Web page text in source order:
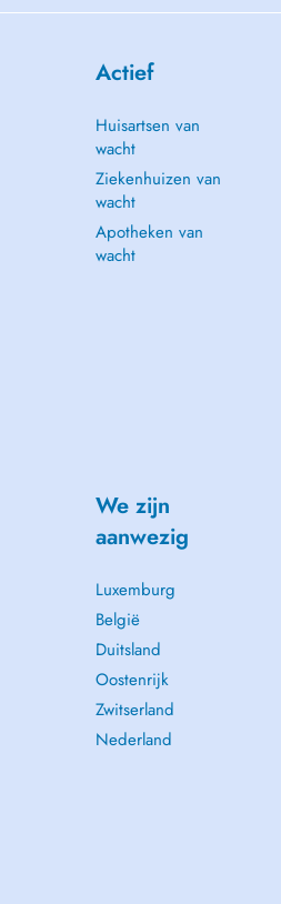
Actief
Huisartsen van
wacht
Ziekenhuizen van
wacht
Apotheken van
wacht
We zijn
aanwezig
Luxemburg
België
Duitsland
Oostenrijk
Zwitserland
Nederland